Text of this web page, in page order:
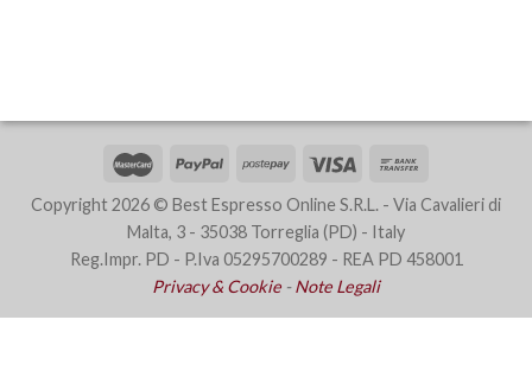
Copyright 2026 © Best Espresso Online S.R.L. - Via Cavalieri di
Malta, 3 - 35038 Torreglia (PD) - Italy
Reg.Impr. PD - P.Iva 05295700289 - REA PD 458001
Privacy & Cookie -Note Legali